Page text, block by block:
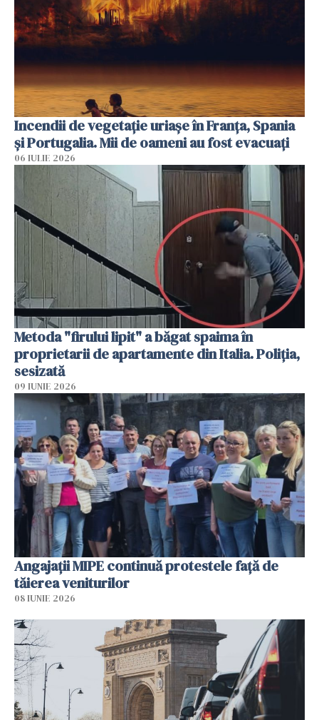
Incendii de vegetație uriașe în Franța, Spania
și Portugalia. Mii de oameni au fost evacuați
06 IULIE 2026
Metoda "firului lipit" a băgat spaima în
proprietarii de apartamente din Italia. Poliția,
sesizată
09 IUNIE 2026
Angajaţii MIPE continuă protestele faţă de
tăierea veniturilor
08 IUNIE 2026